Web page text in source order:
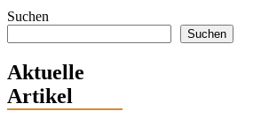
Suchen
Suchen
Aktuelle
Artikel